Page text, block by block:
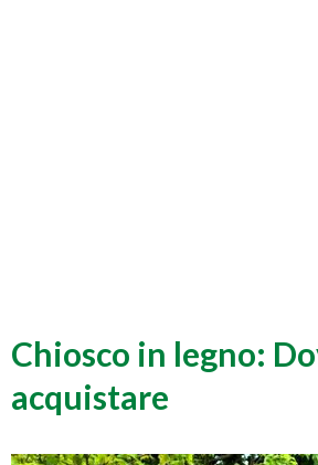
Chiosco in legno:
acquistare